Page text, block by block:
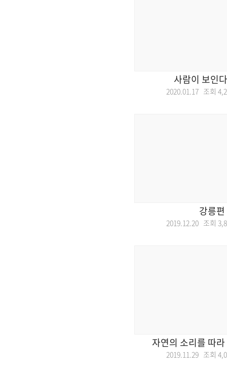
사람이 보인
2020.01.17 조회
강릉편
2019.12.20 조회
자연의 소리를 따
2019.11.29 조회